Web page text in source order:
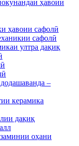
ҳавоии
ҳавоии сафолӣ
сафолӣ
ултра дақиқ
–
керамика
дақиқ
оҳани